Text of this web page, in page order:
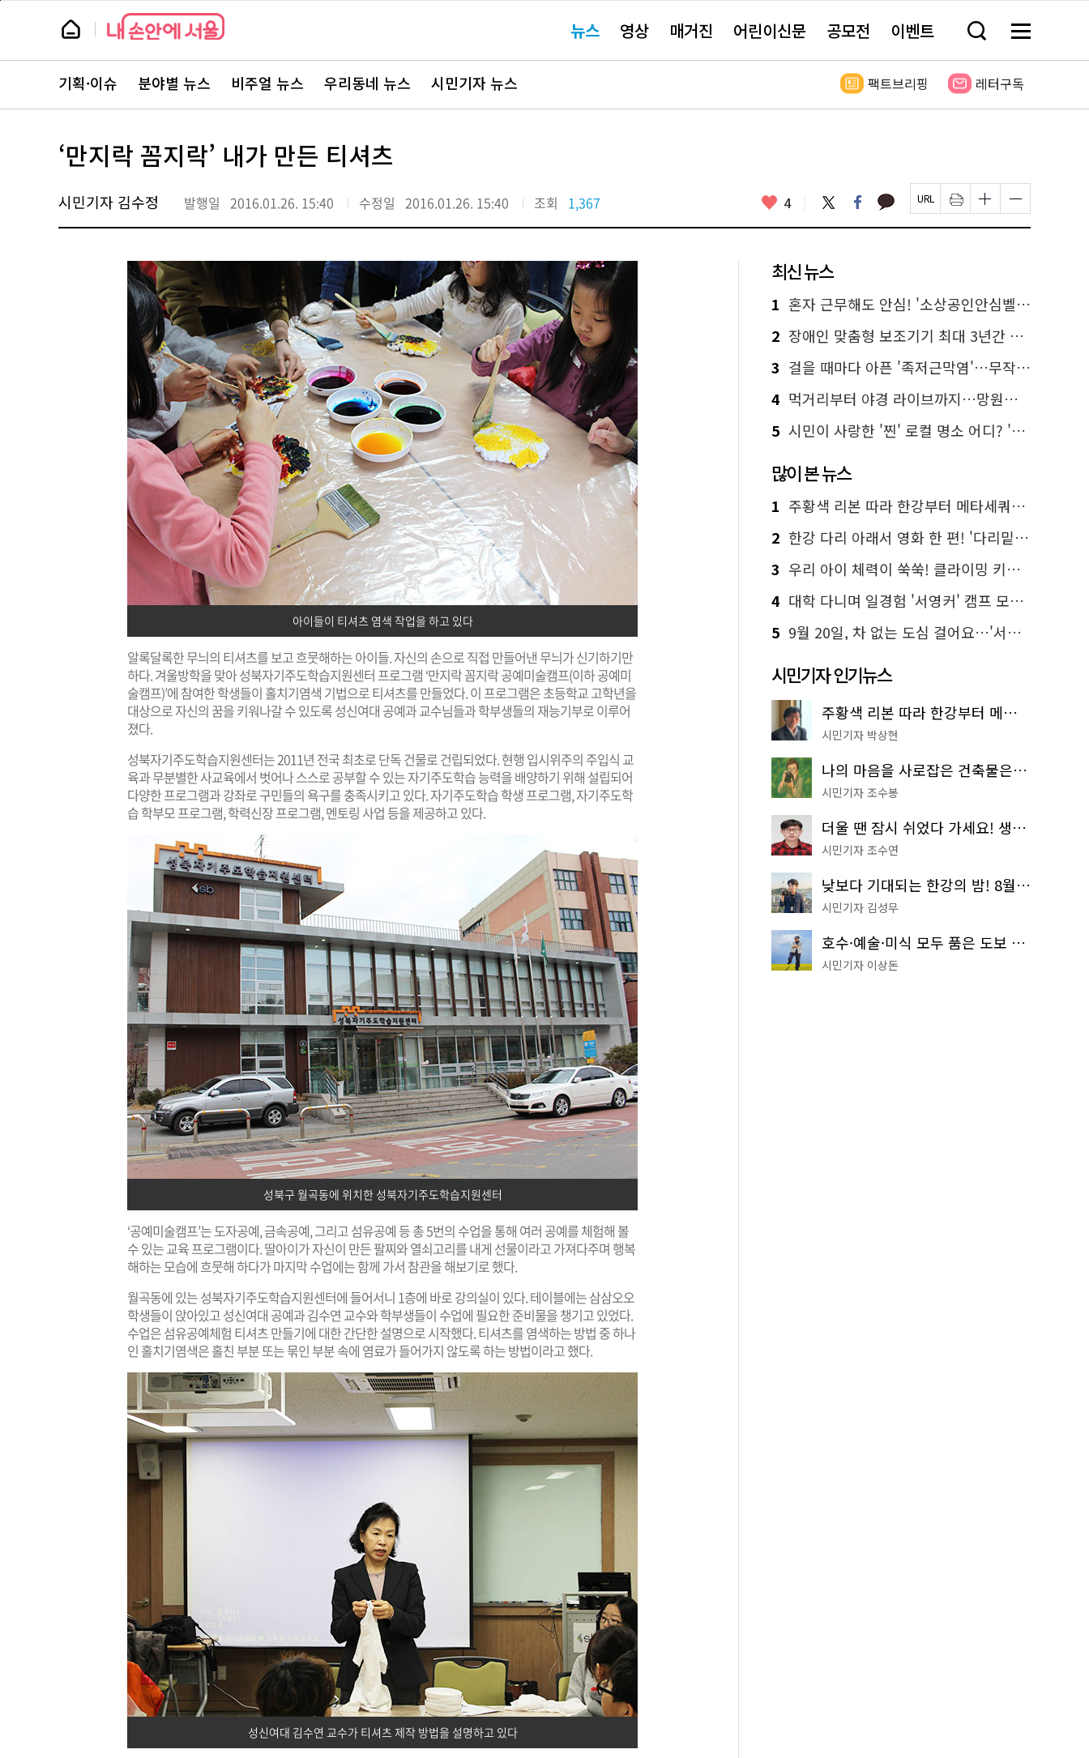
본
뉴
스 요뉴스 영상 매거진 어린이신문 공모전 이벤트 검
창
기
메
전
보
뉴
스
주
서
바
로
기획·이슈 분야별 뉴스 비주얼 뉴스 우리동네 뉴스 시민기자 뉴스 팩트브리핑 레터구독
‘만지락 꼼지락’ 내가 만든 티셔츠
시민기자 김수정 발행일 2016.01.26. 15:40 수정일 2016.01.26. 15:40 조회 1,367 좋
요
4 트
위
터
페
이
스
카
카 페
이
지
인
쇄
하
글
자
크
하
기
글
자
크
하
기
아이들이 티셔츠 염색 작업을 하고 있다
알록달록한 무늬의 티셔츠를 보고 흐뭇해하는 아이들. 자신의 손으로 직접 만들어낸 무늬가 신기하기만
하다. 겨울방학을 맞아 성북자기주도학습지원센터 프로그램 ‘만지락 꼼지락 공예미술캠프(이하 공예미
술캠프)’에 참여한 학생들이 홀치기염색 기법으로 티셔츠를 만들었다. 이 프로그램은 초등학교 고학년을
대상으로 자신의 꿈을 키워나갈 수 있도록 성신여대 공예과 교수님들과 학부생들의 재능기부로 이루어
졌다.
성북자기주도학습지원센터는 2011년 전국 최초로 단독 건물로 건립되었다. 현행 입시위주의 주입식 교
육과 무분별한 사교육에서 벗어나 스스로 공부할 수 있는 자기주도학습 능력을 배양하기 위해 설립되어
다양한 프로그램과 강좌로 구민들의 욕구를 충족시키고 있다. 자기주도학습 학생 프로그램, 자기주도학
습 학부모 프로그램, 학력신장 프로그램, 멘토링 사업 등을 제공하고 있다.
성북구 월곡동에 위치한 성북자기주도학습지원센터
‘공예미술캠프’는 도자공예, 금속공예, 그리고 섬유공예 등 총 5번의 수업을 통해 여러 공예를 체험해 볼
수 있는 교육 프로그램이다. 딸아이가 자신이 만든 팔찌와 열쇠고리를 내게 선물이라고 가져다주며 행복
해하는 모습에 흐뭇해 하다가 마지막 수업에는 함께 가서 참관을 해보기로 했다.
월곡동에 있는 성북자기주도학습지원센터에 들어서니 1층에 바로 강의실이 있다. 테이블에는 삼삼오오
학생들이 앉아있고 성신여대 공예과 김수연 교수와 학부생들이 수업에 필요한 준비물을 챙기고 있었다.
수업은 섬유공예체험 티셔츠 만들기에 대한 간단한 설명으로 시작했다. 티셔츠를 염색하는 방법 중 하나
인 홀치기염색은 홀친 부분 또는 묶인 부분 속에 염료가 들어가지 않도록 하는 방법이라고 했다.
성신여대 김수연 교수가 티셔츠 제작 방법을 설명하고 있다
최신 뉴스
1 혼자 근무해도 안심! '소상공인안심벨' 신청하세요
2 장애인 맞춤형 보조기기 최대 3년간 무상 대여…삶의 질 높인다
3 걸을 때마다 아픈 '족저근막염'…무작정 참지 말고 '이것' 해보세요!
4 먹거리부터 야경 라이브까지…망원한강공원 알짜 코스
5 시민이 사랑한 '찐' 로컬 명소 어디? '서울에디션25' 추천 코스
많이 본 뉴스
1 주황색 리본 따라 한강부터 메타세쿼이아 숲길까지…서울둘레길 15코스
2 한강 다리 아래서 영화 한 편! '다리밑 영화관' 무료 상영
3 우리 아이 체력이 쑥쑥! 클라이밍 키즈카페·어린이 체력장
4 대학 다니며 일경험 '서영커' 캠프 모집…전액 무료
5 9월 20일, 차 없는 도심 걸어요…'서울 걷자 페스티벌' 선착순 5천명
시민기자 인기뉴스
주황색 리본 따라 한강부터 메타세쿼이아 숲길까지…서울둘레길 15코스
시민기자 박상현
나의 마음을 사로잡은 건축물은? '서울시 건축상' 수상작 공개!
시민기자 조수봉
더울 땐 잠시 쉬었다 가세요! 생수 냉장고부터 해피소·무더위쉼터까지
시민기자 조수연
낮보다 기대되는 한강의 밤! 8월 한정 무료 '한강 밤핑' 예약은?
시민기자 김성무
호수·예술·미식 모두 품은 도보 코스! 서울식물원~LG아트센터~마곡테라스거리
시민기자 이상돈
페